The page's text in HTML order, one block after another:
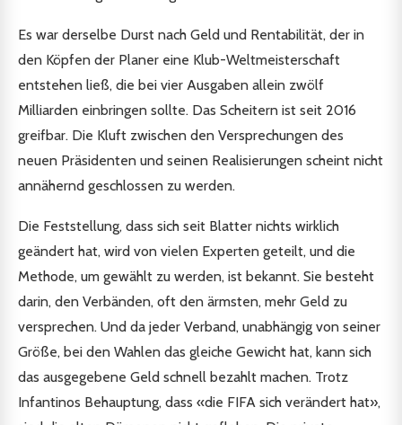
Es war derselbe Durst nach Geld und Rentabilität, der in
den Köpfen der Planer eine Klub-Weltmeisterschaft
entstehen ließ, die bei vier Ausgaben allein zwölf
Milliarden einbringen sollte. Das Scheitern ist seit 2016
greifbar. Die Kluft zwischen den Versprechungen des
neuen Präsidenten und seinen Realisierungen scheint nicht
annähernd geschlossen zu werden.
Die Feststellung, dass sich seit Blatter nichts wirklich
geändert hat, wird von vielen Experten geteilt, und die
Methode, um gewählt zu werden, ist bekannt. Sie besteht
darin, den Verbänden, oft den ärmsten, mehr Geld zu
versprechen. Und da jeder Verband, unabhängig von seiner
Größe, bei den Wahlen das gleiche Gewicht hat, kann sich
das ausgegebene Geld schnell bezahlt machen. Trotz
Infantinos Behauptung, dass «die FIFA sich verändert hat»,